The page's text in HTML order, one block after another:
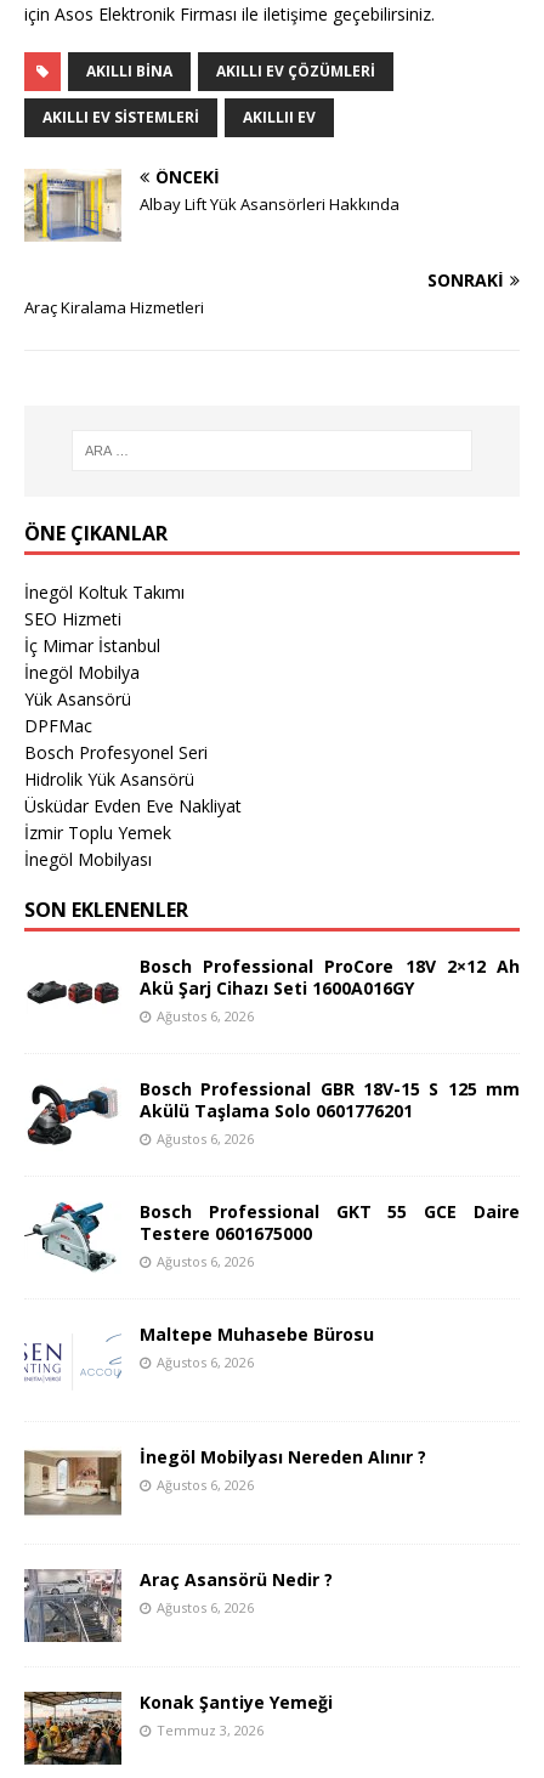
için Asos Elektronik Firması ile iletişime geçebilirsiniz.
AKILLI BINA AKILLI EV ÇÖZÜMLERI
AKILLI EV SISTEMLERI AKILLII EV
ÖNCEKI
Albay Lift Yük Asansörleri Hakkında
SONRAKI
Araç Kiralama Hizmetleri
ÖNE ÇIKANLAR
İnegöl Koltuk Takımı
SEO Hizmeti
İç Mimar İstanbul
İnegöl Mobilya
Yük Asansörü
DPFMac
Bosch Profesyonel Seri
Hidrolik Yük Asansörü
Üsküdar Evden Eve Nakliyat
İzmir Toplu Yemek
İnegöl Mobilyası
SON EKLENENLER
Bosch Professional ProCore 18V 2×12 Ah
Akü Şarj Cihazı Seti 1600A016GY
Ağustos 6, 2026
Bosch Professional GBR 18V-15 S 125 mm
Akülü Taşlama Solo 0601776201
Ağustos 6, 2026
Bosch Professional GKT 55 GCE Daire
Testere 0601675000
Ağustos 6, 2026
Maltepe Muhasebe Bürosu
Ağustos 6, 2026
İnegöl Mobilyası Nereden Alınır ?
Ağustos 6, 2026
Araç Asansörü Nedir ?
Ağustos 6, 2026
Konak Şantiye Yemeği
Temmuz 3, 2026